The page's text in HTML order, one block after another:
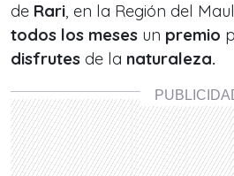
de Rari, en la Región del
todos los meses un premio
disfrutes de la naturaleza.